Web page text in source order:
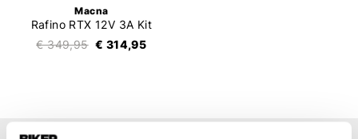
Macna
Rafino RTX 12V 3A Kit
€ 349,95 € 314,95